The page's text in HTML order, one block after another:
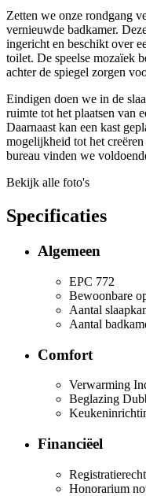
Zetten we onze rondgang
vernieuwde badkamer.
ingericht en beschikt over
toilet. De speelse mozaïek
achter de spiegel zorgen
Eindigen doen we in de
ruimte tot het plaatsen van
Daarnaast kan een kast
mogelijkheid tot het
bureau vinden we
Bekijk alle foto's
Specificaties
Algemeen
EPC 772
Bewoonbare
Aantal
Aantal
Comfort
Verwarming
Beglazing
Financiëel
Honorarium